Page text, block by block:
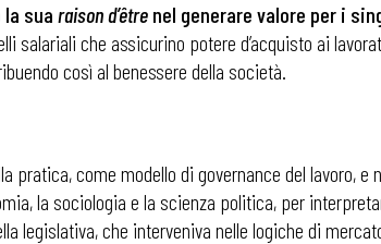
sua raison d’être nel generare valore per i
salariali che assicurino potere d’acquisto ai
così al benessere della società.
pratica, come modello di governance del lavoro,
la sociologia e la scienza politica, per
legislativa, che interveniva nelle logiche di